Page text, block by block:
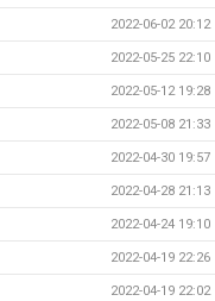
2022-06-02 20:12
2022-05-25 22:10
2022-05-12 19:28
2022-05-08 21:33
2022-04-30 19:57
2022-04-28 21:13
2022-04-24 19:10
2022-04-19 22:26
2022-04-19 22:02